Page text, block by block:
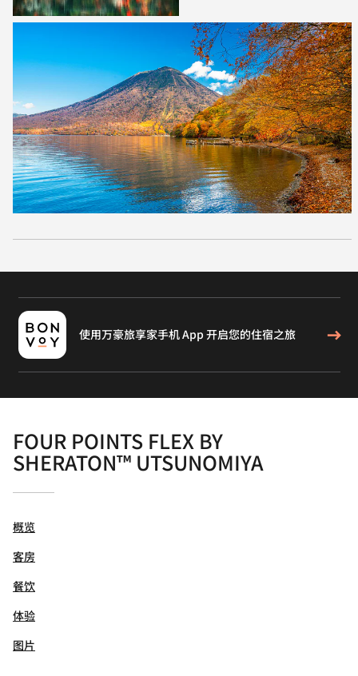
使用万豪旅享家手机 App 开启您的住宿之旅
FOUR POINTS FLEX BY
SHERATON™ UTSUNOMIYA
概览
客房
餐饮
体验
图片